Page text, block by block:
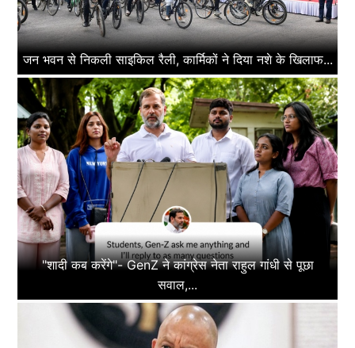
जन भवन से निकली साइकिल रैली, कार्मिकों ने दिया नशे के खिलाफ...
"शादी कब करेंगे"- GenZ ने कांग्रेस नेता राहुल गांधी से पूछा
सवाल,...